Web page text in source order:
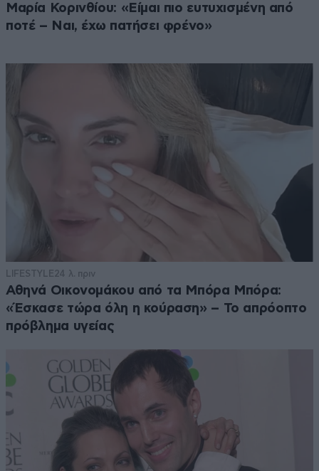
Μαρία Κορινθίου: «Είμαι πιο ευτυχισμένη από
ποτέ – Ναι, έχω πατήσει φρένο»
LIFESTYLE 24 λ. πριν
Αθηνά Οικονομάκου από τα Μπόρα Μπόρα:
«Έσκασε τώρα όλη η κούραση» – Το απρόοπτο
πρόβλημα υγείας